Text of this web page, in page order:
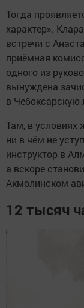
Тогда
характер».
встречи с
приёмная
одного из
вынуждена
в Чебоксарскую
Там, в условиях
ни в чём не
инструктор в
а вскоре
Акмолинском
12 тысяч